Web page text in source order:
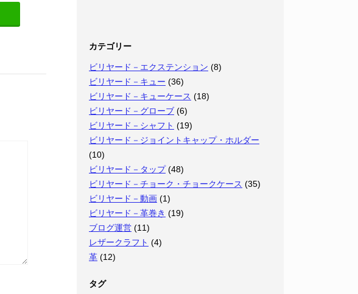
カテゴリー
ビリヤード－エクステンション (8)
ビリヤード－キュー (36)
ビリヤード－キューケース (18)
ビリヤード－グローブ (6)
ビリヤード－シャフト (19)
ビリヤード－ジョイントキャップ・ホルダー
(10)
ビリヤード－タップ(48)
ビリヤード－チョーク・チョークケース (35)
ビリヤード－動画 (1)
ビリヤード－革巻き (19)
ブログ運営 (11)
レザークラフト (4)
革 (12)
タグ